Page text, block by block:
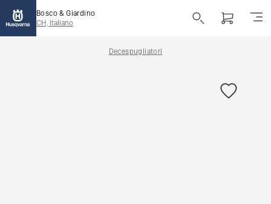
Bosco & Giardino
CH, Italiano
Decespugliatori